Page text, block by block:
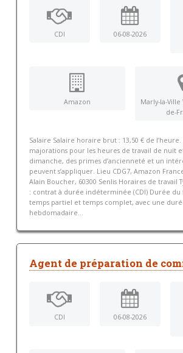
CDI 06-08-2026
Amazon
Marly-la-Ville
de-
Salaire Salaire horaire brut : 13,50 € de l’heure.
majorations pour les heures de travail de nuit
dimanche, des primes d’ancienneté et un
peuvent s’appliquer. Lieu CDG7, Amazon
Alain Boucher, 60300 Senlis Horaires de travail
: contrat à durée indéterminée (CDI) Durée du
temps partiel et temps complet, avec une
hebdomadaire...
Agent de préparation de
CDI 06-08-2026